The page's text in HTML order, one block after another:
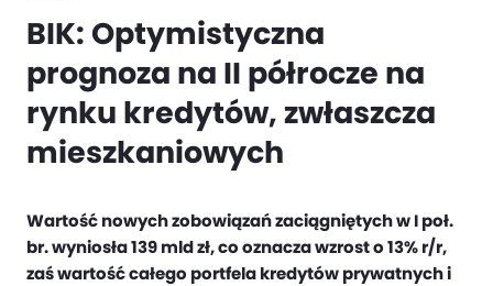
BIK: Optymistyczna
prognoza na II półrocze na
rynku kredytów, zwłaszcza
mieszkaniowych
Wartość nowych zobowiązań zaciągniętych w I poł.
br. wyniosła 139 mld zł, co oznacza wzrost o 13% r/r,
zaś wartość całego portfela kredytów prywatnych i